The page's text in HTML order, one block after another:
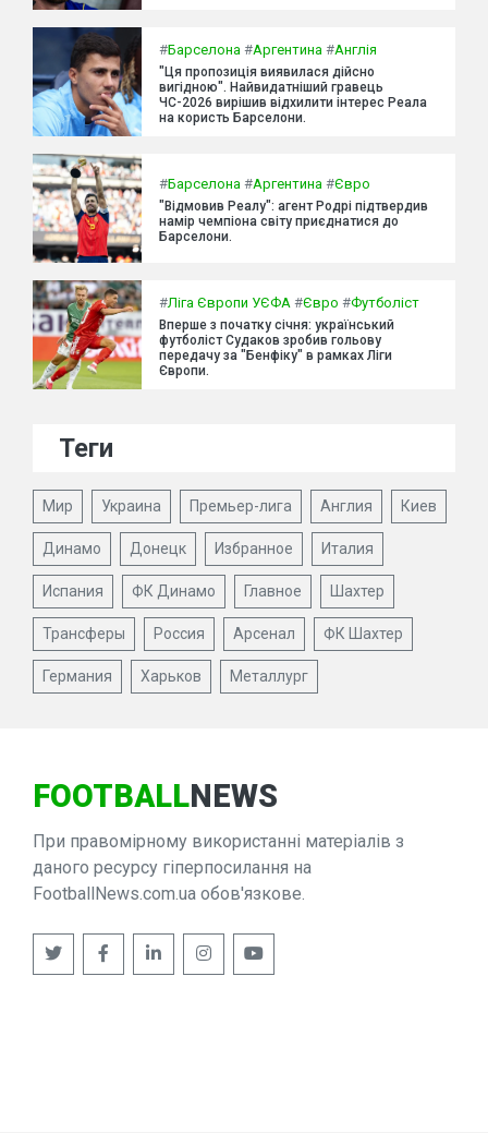
#Барселона #Аргентина #Англія
"Ця пропозиція виявилася дійсно
вигідною". Найвидатніший гравець
ЧС-2026 вирішив відхилити інтерес Реала
на користь Барселони.
#Барселона #Аргентина #Євро
"Відмовив Реалу": агент Родрі підтвердив
намір чемпіона світу приєднатися до
Барселони.
#Ліга Європи УЄФА #Євро #Футболіст
Вперше з початку січня: український
футболіст Судаков зробив гольову
передачу за "Бенфіку" в рамках Ліги
Європи.
Теги
Мир Украина Премьер-лига Англия Киев
Динамо Донецк Избранное Италия
Испания ФК Динамо Главное Шахтер
Трансферы Россия Арсенал ФК Шахтер
Германия Харьков Металлург
FOOTBALLNEWS
При правомірному використанні матеріалів з
даного ресурсу гіперпосилання на
FootballNews.com.ua обов'язкове.